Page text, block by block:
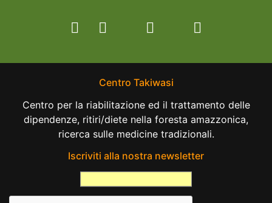
Centro Takiwasi
Centro per la riabilitazione ed il trattamento delle
dipendenze, ritiri/diete nella foresta amazzonica,
ricerca sulle medicine tradizionali.
Iscriviti alla nostra newsletter